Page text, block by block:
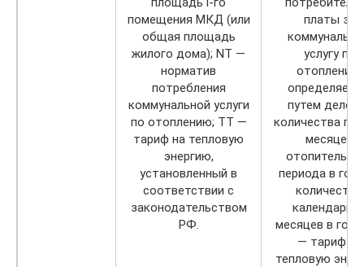
помещения МКД (или
общая площадь
жилого дома); NT —
норматив
потребления
коммунальной услуги
по отоплению; TT —
тариф на тепловую
энергию,
установленный в
соответствии с
законодательством
РФ.
платы за
услугу по
отоплению,
путем
количества
месяцев
периода в
количество
месяцев в
— тариф на
тепловую